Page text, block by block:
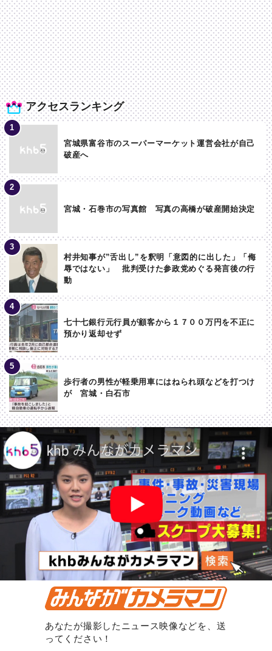
アクセスランキング
宮城県富谷市のスーパーマーケット運営会社が自己
破産へ
宮城・石巻市の写真館 写真の高橋が破産開始決定
村井知事が”舌出し”を釈明「意図的に出した」「侮
辱ではない」 批判受けた参政党めぐる発言後の行
動
七十七銀行元行員が顧客から１７００万円を不正に
預かり返却せず
歩行者の男性が軽乗用車にはねられ頭などを打つけ
が 宮城・白石市
あなたが撮影したニュース映像などを、送
ってください！